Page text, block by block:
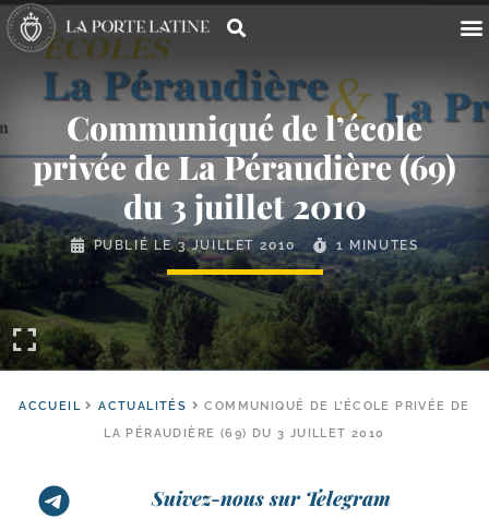
Communiqué de l’école
privée de La Péraudière (69)
du 3 juillet 2010
PUBLIÉ LE3 JUILLET 2010 1 MINUTES
ACCUEIL ACTUALITÉS
COMMUNIQUÉ DE L’ÉCOLE PRIVÉE DE
LA PÉRAUDIÈRE (69) DU 3 JUILLET 2010
Suivez-nous sur Telegram